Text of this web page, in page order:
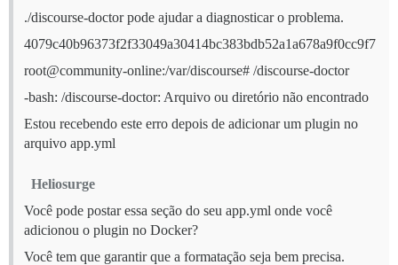
./discourse-doctor pode ajudar a diagnosticar o problema.
4079c40b96373f2f33049a30414bc383bdb52a1a678a9f0cc9f7
root@community-online:/var/discourse# /discourse-doctor
-bash: /discourse-doctor: Arquivo ou diretório não encontrado
Estou recebendo este erro depois de adicionar um plugin no
arquivo app.yml
Heliosurge
Você pode postar essa seção do seu app.yml onde você
adicionou o plugin no Docker?
Você tem que garantir que a formatação seja bem precisa.